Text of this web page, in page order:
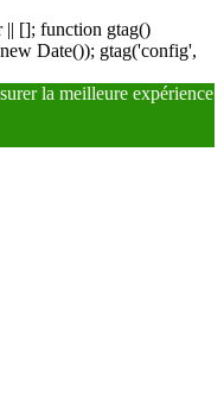
|| []; function gtag()
Date()); gtag('config',
la meilleure expérience